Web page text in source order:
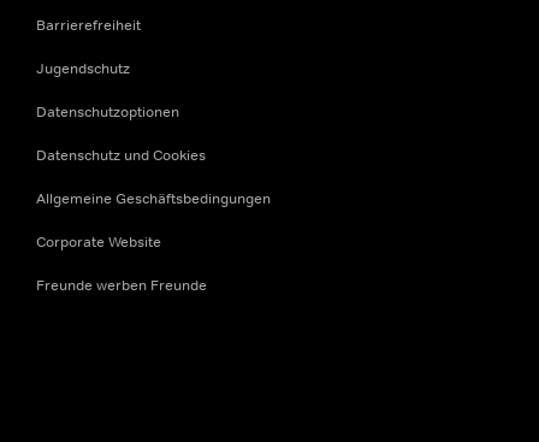
Barrierefreiheit
Jugendschutz
Datenschutzoptionen
Datenschutz und Cookies
Allgemeine Geschäftsbedingungen
Corporate Website
Freunde werben Freunde